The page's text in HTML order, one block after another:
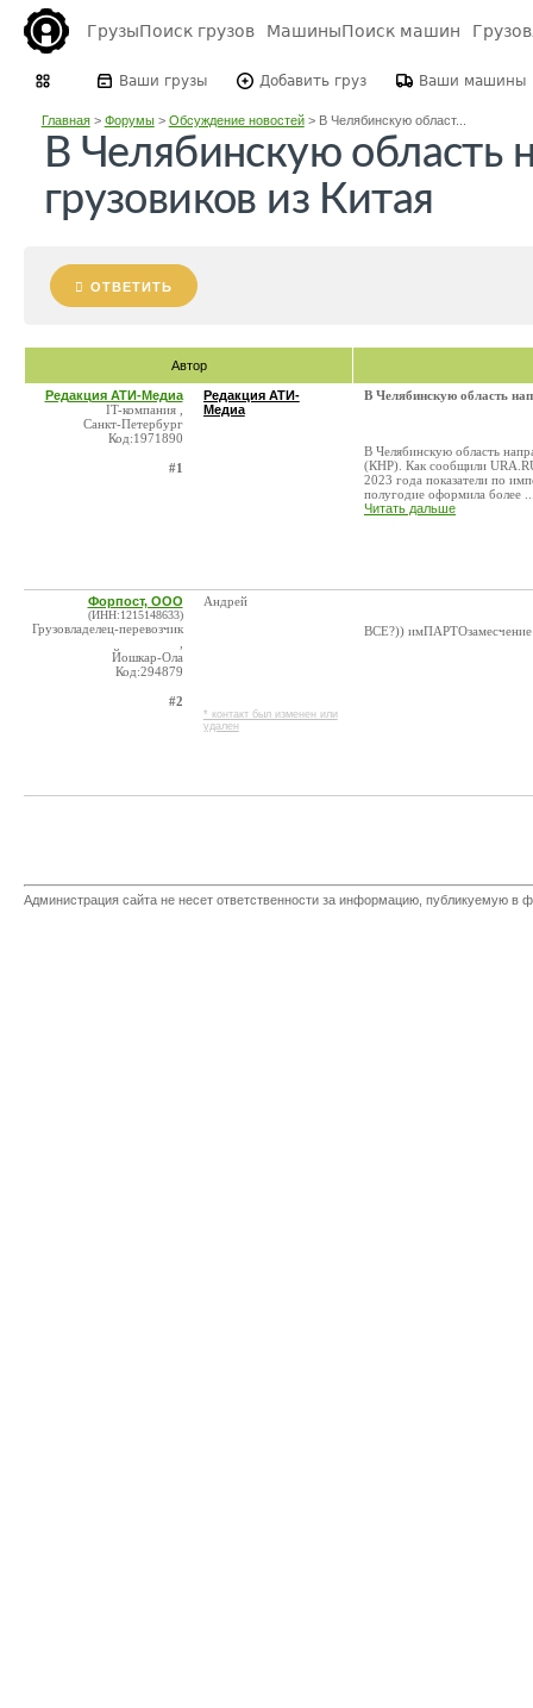
ГрузыПоиск грузов МашиныПоиск машин
Ваши грузы Добавить груз Ваши машины
Главная> Форумы> Обсуждение новостей> В Челябинскую област...
В Челябинскую область
грузовиков из Китая
ОТВЕТИТЬ
Автор
Редакция АТИ-Медиа
IT-компания ,
Санкт-Петербург
Код:1971890
#1
Редакция АТИ-
Медиа
В Челябинскую область
В Челябинскую область
(КНР). Как сообщили
2023 года показатели по
полугодие оформила более
Читать дальше
Форпост, ООО
(ИНН:1215148633)
Грузовладелец-перевозчик
Йошкар-Ола
Код:294879
#2
Андрей
* контакт был изменен или
удален
ВСЕ?))
Администрация сайта не несет ответственности за информацию, публикуемую